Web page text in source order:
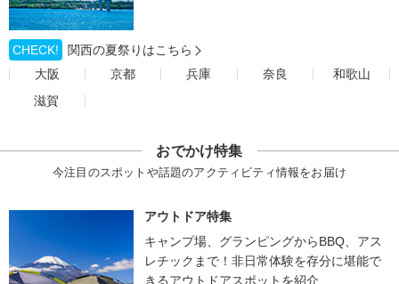
CHECK!
関西の夏祭りはこちら
大阪
京都 兵庫 奈良
和歌山
滋賀
おでかけ特集
今注目のスポットや話題のアクティビティ情報をお届け
アウトドア特集
キャンプ場、グランピングからBBQ、アス
レチックまで！非日常体験を存分に堪能で
きるアウトドアスポットを紹介